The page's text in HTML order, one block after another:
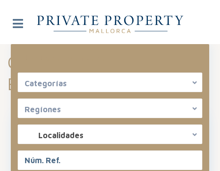
Categorías
Regíones
Localidades
Categoría Archivos:
Eventos